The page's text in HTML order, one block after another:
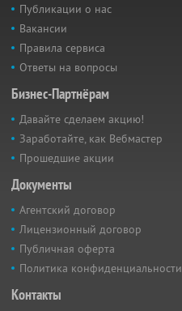
Публикации о нас
Вакансии
Правила сервиса
Ответы на вопросы
Бизнес-Партнёрам
Давайте сделаем акцию!
Заработайте, как Вебмастер
Прошедшие акции
Документы
Агентский договор
Лицензионный договор
Публичная оферта
Политика конфиденциальности
Контакты